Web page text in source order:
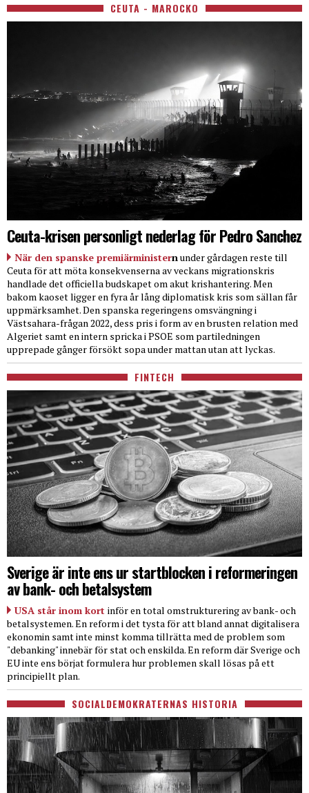
CEUTA - MAROCKO
Ceuta-krisen personligt nederlag för Pedro Sanchez
När den spanske premiärministern under gårdagen reste till
Ceuta för att möta konsekvenserna av veckans migrationskris
handlade det officiella budskapet om akut krishantering. Men
bakom kaoset ligger en fyra år lång diplomatisk kris som sällan får
uppmärksamhet. Den spanska regeringens omsvängning i
Västsahara-frågan 2022, dess pris i form av en brusten relation med
Algeriet samt en intern spricka i PSOE som partiledningen
upprepade gånger försökt sopa under mattan utan att lyckas.
FINTECH
Sverige är inte ens ur startblocken i reformeringen
av bank- och betalsystem
USA står inom kort inför en total omstrukturering av bank- och
betalsystemen. En reform i det tysta för att bland annat digitalisera
ekonomin samt inte minst komma tillrätta med de problem som
"debanking" innebär för stat och enskilda. En reform där Sverige och
EU inte ens börjat formulera hur problemen skall lösas på ett
principiellt plan.
SOCIALDEMOKRATERNAS HISTORIA